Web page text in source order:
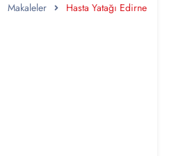
Makaleler Hasta Yatağı Edirne